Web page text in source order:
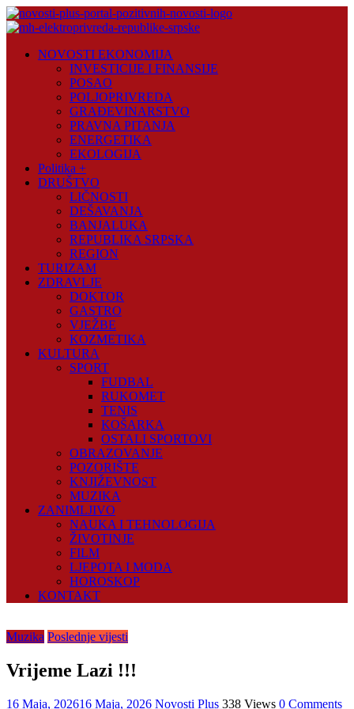
Skip
to
Plus
NOVOSTI EKONOMIJA
INVESTICIJE I FINANSIJE
POSAO
POLJOPRIVREDA
GRAĐEVINARSTVO
PRAVNA PITANJA
ENERGETIKA
EKOLOGIJA
Politika +
DRUŠTVO
LIČNOSTI
DEŠAVANJA
BANJALUKA
REPUBLIKA SRPSKA
REGION
TURIZAM
ZDRAVLJE
DOKTOR
GASTRO
VJEŽBE
KOZMETIKA
KULTURA
SPORT
FUDBAL
RUKOMET
TENIS
KOŠARKA
OSTALI SPORTOVI
OBRAZOVANJE
POZORIŠTE
KNJIŽEVNOST
MUZIKA
ZANIMLJIVO
NAUKA I TEHNOLOGIJA
ŽIVOTINJE
FILM
LJEPOTA I MODA
HOROSKOP
KONTAKT
Muzika Poslednje vijesti
Vrijeme Lazi !!!
16 Maja, 202616 Maja, 2026 Novosti Plus 338 Views 0 Comments